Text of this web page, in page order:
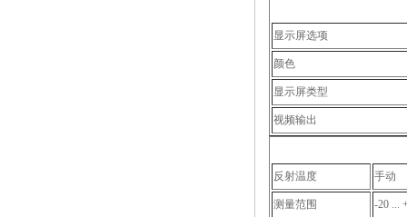
显示屏选项
颜色
显示屏类型
视频输出
反射温度 手动
测量范围 -20 ...